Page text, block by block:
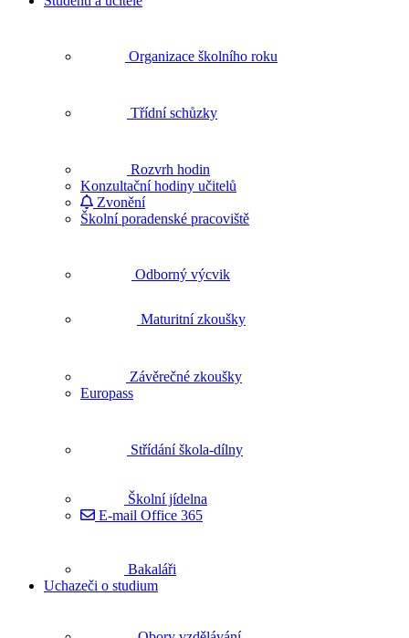
Organizace školního roku
Třídní schůzky
Rozvrh hodin
Konzultační hodiny učitelů
Zvonění
Školní poradenské pracoviště
Odborný výcvik
Maturitní zkoušky
Závěrečné zkoušky
Europass
Střídání škola-dílny
Školní jídelna
E-mail Office 365
Bakaláři
Uchazeči o studium